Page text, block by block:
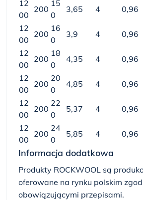
12
00
200
15
0
3,65 4 0,96
12
00
200
16
0
3,9 4 0,96
12
00
200
18
0
4,35 4 0,96
12
00
200
20
0
4,85 4 0,96
12
00
200
22
0
5,37 4 0,96
12
00
200
24
0
5,85 4 0,96
Informacja dodatkowa
Produkty ROCKWOOL są
oferowane na rynku polskim
obowiązującymi przepisami.